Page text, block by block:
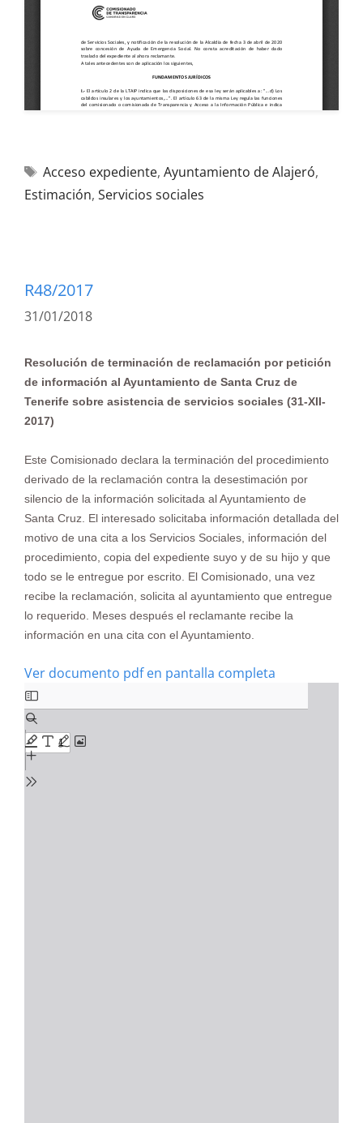
Acceso expediente, Ayuntamiento de Alajeró,
Estimación, Servicios sociales
R48/2017
31/01/2018
Resolución de terminación de reclamación por petición
de información al Ayuntamiento de Santa Cruz de
Tenerife sobre asistencia de servicios sociales (31-XII-
2017)
Este Comisionado declara la terminación del procedimiento
derivado de la reclamación contra la desestimación por
silencio de la información solicitada al Ayuntamiento de
Santa Cruz. El interesado solicitaba información detallada del
motivo de una cita a los Servicios Sociales, información del
procedimiento, copia del expediente suyo y de su hijo y que
todo se le entregue por escrito. El Comisionado, una vez
recibe la reclamación, solicita al ayuntamiento que entregue
lo requerido. Meses después el reclamante recibe la
información en una cita con el Ayuntamiento.
Ver documento pdf en pantalla completa